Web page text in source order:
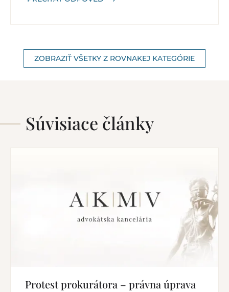
ZOBRAZIŤ VŠETKY Z ROVNAKEJ KATEGÓRIE
Súvisiace články
Protest prokurátora – právna úprava